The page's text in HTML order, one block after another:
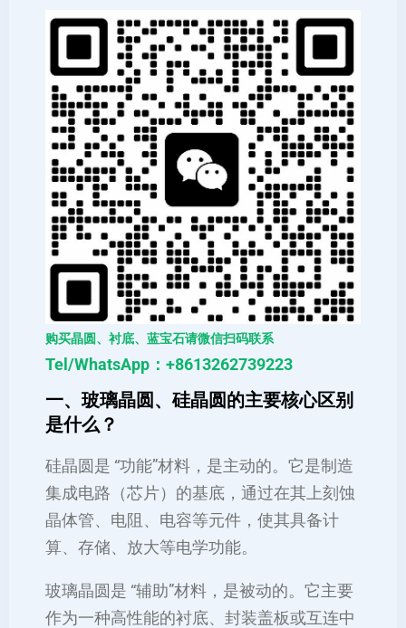
购买晶圆、衬底、蓝宝石请微信扫码联系
Tel/WhatsApp：+8613262739223
一、 玻璃晶圆 、硅晶圆的主要核心区别
是什么？
硅晶圆是 “功能”材料，是主动的。它是制造
集成电路（芯片）的基底，通过在其上刻蚀
晶体管、电阻、电容等元件，使其具备计
算、存储、放大等电学功能。
玻璃晶圆是 “辅助”材料，是被动的。它主要
作为一种高性能的衬底、封装盖板或互连中